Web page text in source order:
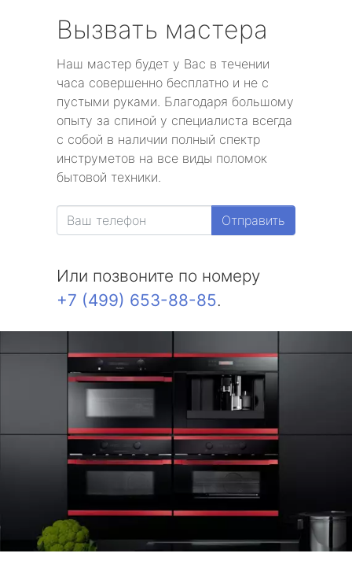
Вызвать мастера
Наш мастер будет у Вас в течении
часа совершенно бесплатно и не с
пустыми руками. Благодаря большому
опыту за спиной у специалиста всегда
с собой в наличии полный спектр
инструметов на все виды поломок
бытовой техники.
Отправить
Или позвоните по номеру
+7 (499) 653-88-85.